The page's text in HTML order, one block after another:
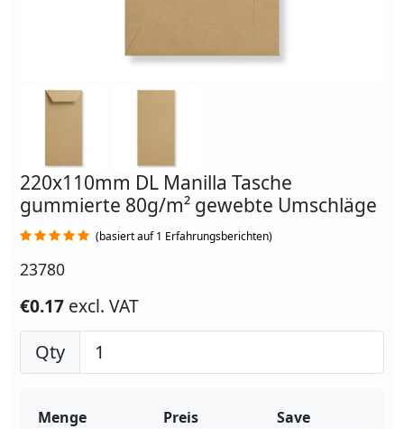
220x110mm DL Manilla Tasche
gummierte 80g/m² gewebte Umschläge
(basiert auf 1 Erfahrungsberichten)
23780
€0.17 excl. VAT
Qty
Menge Preis Save